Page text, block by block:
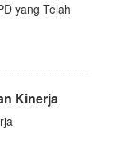
yang Telah
Kinerja